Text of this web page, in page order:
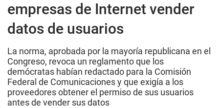
empresas de Internet vender
datos de usuarios
La norma, aprobada por la mayoría republicana en el
Congreso, revoca un reglamento que los
demócratas habían redactado para la Comisión
Federal de Comunicaciones y que exigía a los
proveedores obtener el permiso de sus usuarios
antes de vender sus datos